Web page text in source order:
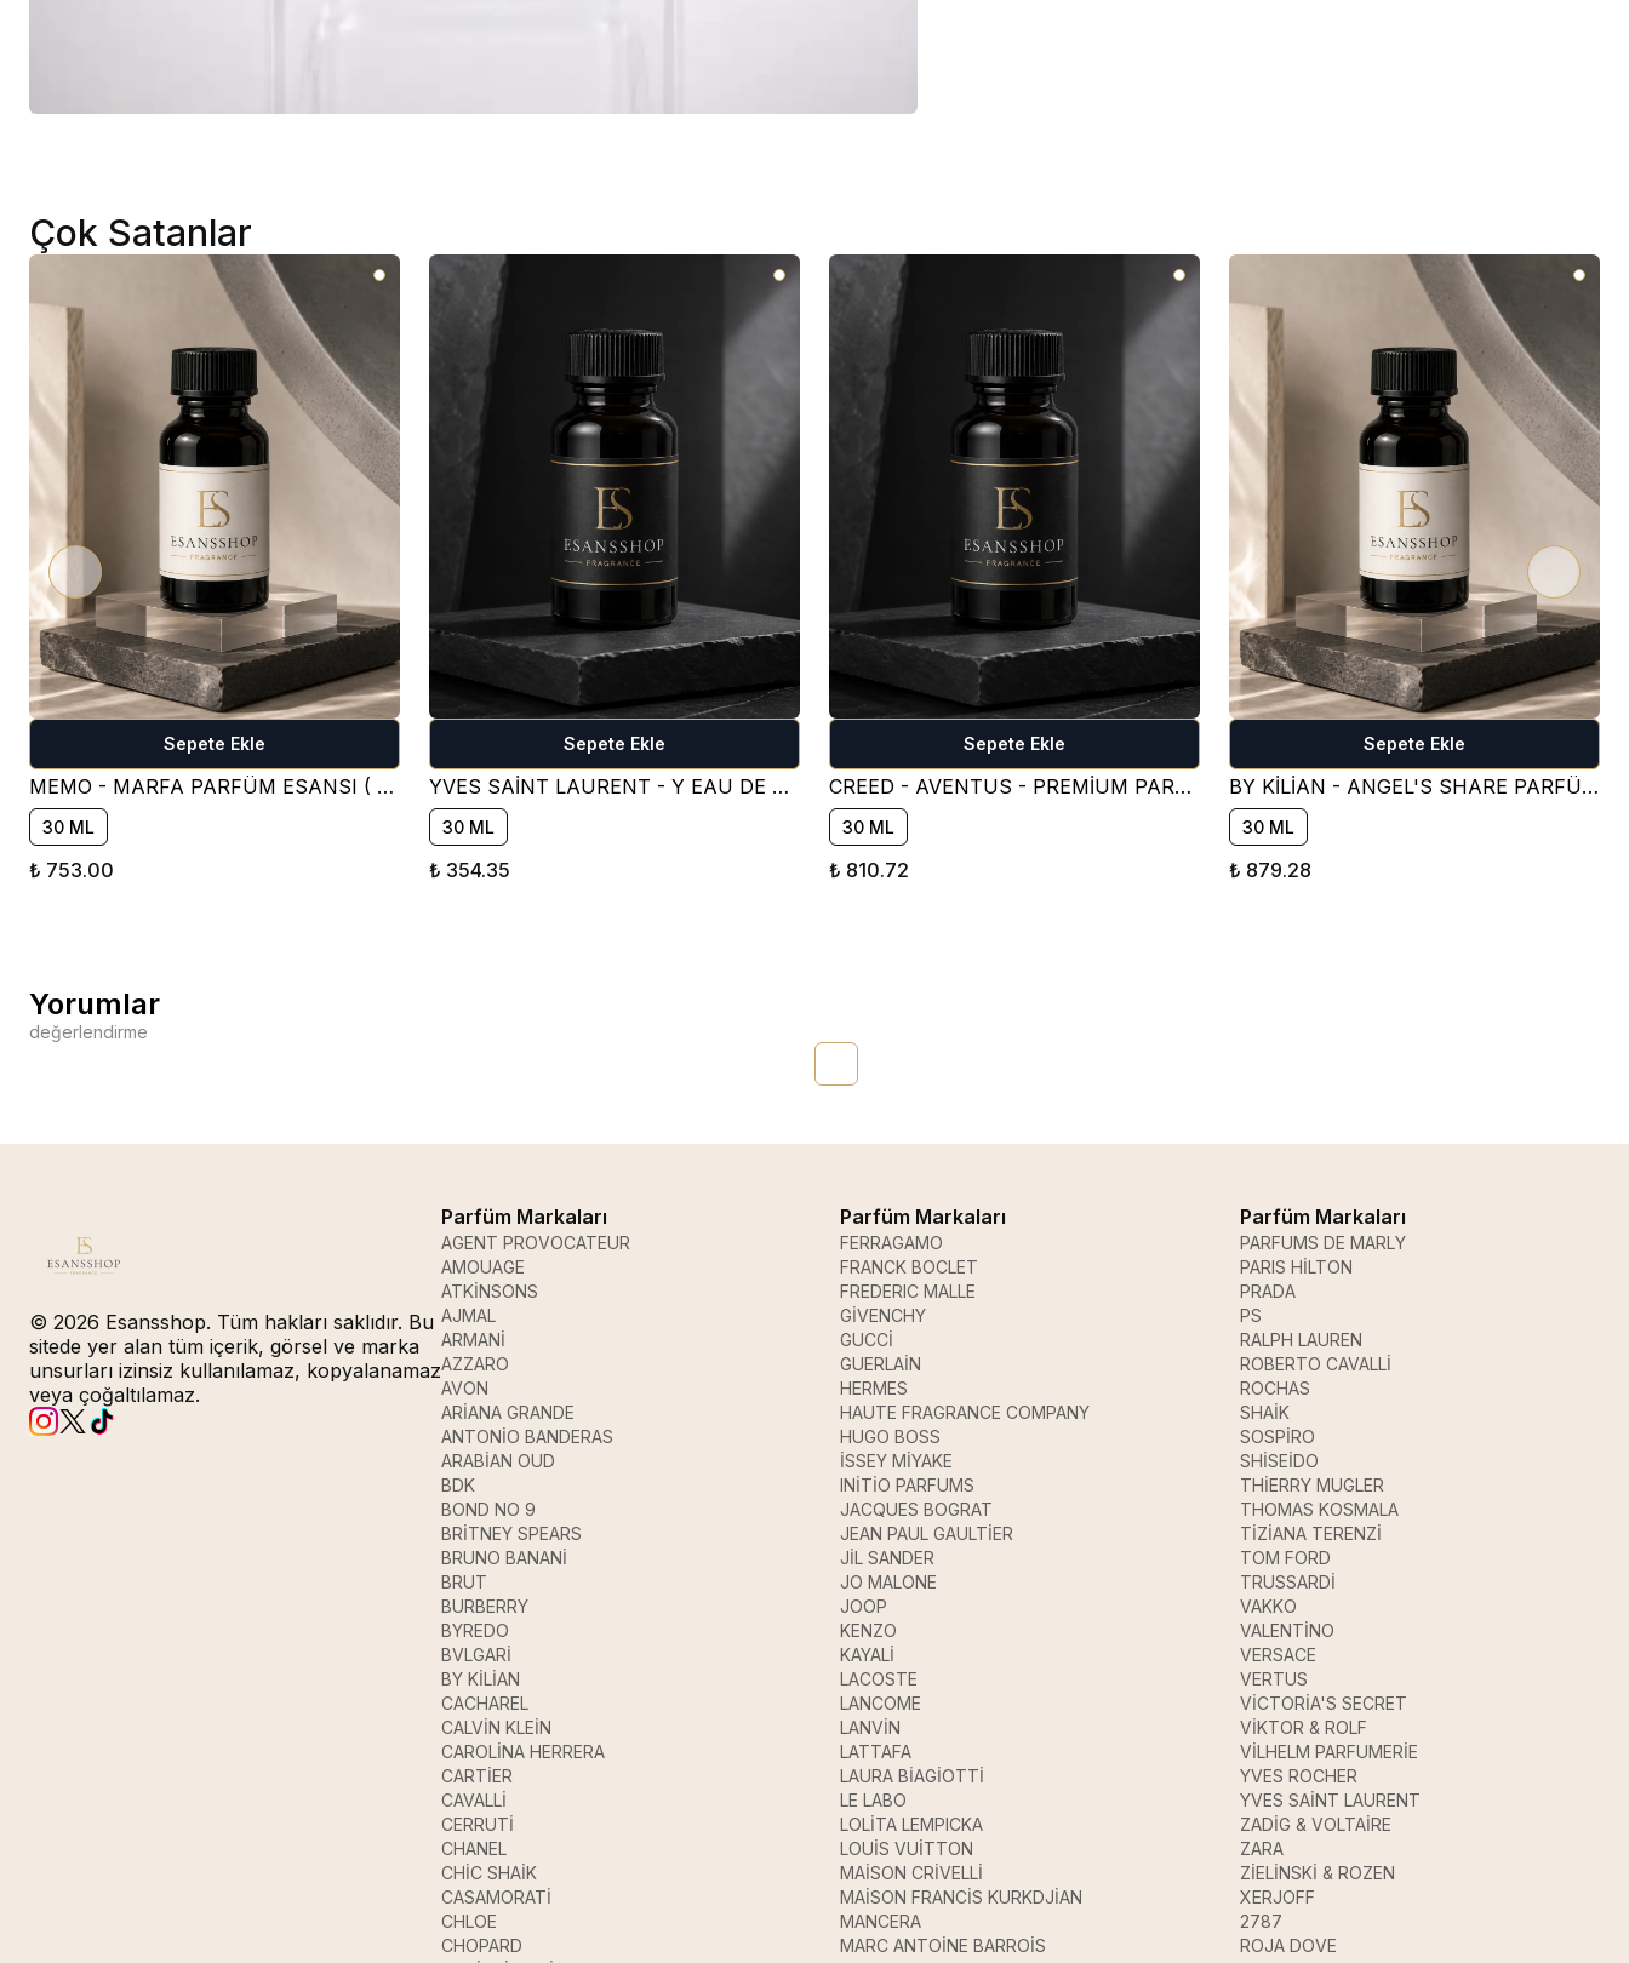
Çok Satanlar
Sepete Ekle
MEMO - MARFA PARFÜM ESANSI ( ÇİÇEKSİ )
30 ML
₺ 753.00
Sepete Ekle
YVES SAİNT LAURENT - Y EAU DE PARFUM PARFÜM ESANSI ( TATLI )
30 ML
₺ 354.35
Sepete Ekle
CREED - AVENTUS - PREMİUM PARFÜM ESANSI ( FRESH )
30 ML
₺ 810.72
Sepete Ekle
BY KİLİAN - ANGEL'S SHARE PARFÜM ESANSI ( TATLI )
30 ML
₺ 879.28
Yorumlar
değerlendirme
© 2026 Esansshop. Tüm hakları saklıdır. Bu
sitede yer alan tüm içerik, görsel ve marka
unsurları izinsiz kullanılamaz, kopyalanamaz
veya çoğaltılamaz.
Parfüm Markaları
AGENT PROVOCATEUR
AMOUAGE
ATKİNSONS
AJMAL
ARMANİ
AZZARO
AVON
ARİANA GRANDE
ANTONİO BANDERAS
ARABİAN OUD
BDK
BOND NO 9
BRİTNEY SPEARS
BRUNO BANANİ
BRUT
BURBERRY
BYREDO
BVLGARİ
BY KİLİAN
CACHAREL
CALVİN KLEİN
CAROLİNA HERRERA
CARTİER
CAVALLİ
CERRUTİ
CHANEL
CHİC SHAİK
CASAMORATİ
CHLOE
CHOPARD
Parfüm Markaları
FERRAGAMO
FRANCK BOCLET
FREDERIC MALLE
GİVENCHY
GUCCİ
GUERLAİN
HERMES
HAUTE FRAGRANCE COMPANY
HUGO BOSS
İSSEY MİYAKE
INİTİO PARFUMS
JACQUES BOGRAT
JEAN PAUL GAULTİER
JİL SANDER
JO MALONE
JOOP
KENZO
KAYALİ
LACOSTE
LANCOME
LANVİN
LATTAFA
LAURA BİAGİOTTİ
LE LABO
LOLİTA LEMPICKA
LOUİS VUİTTON
MAİSON CRİVELLİ
MAİSON FRANCİS KURKDJİAN
MANCERA
MARC ANTOİNE BARROİS
Parfüm Markaları
PARFUMS DE MARLY
PARIS HİLTON
PRADA
PS
RALPH LAUREN
ROBERTO CAVALLİ
ROCHAS
SHAİK
SOSPİRO
SHİSEİDO
THİERRY MUGLER
THOMAS KOSMALA
TİZİANA TERENZİ
TOM FORD
TRUSSARDİ
VAKKO
VALENTİNO
VERSACE
VERTUS
VİCTORİA'S SECRET
VİKTOR & ROLF
VİLHELM PARFUMERİE
YVES ROCHER
YVES SAİNT LAURENT
ZADİG & VOLTAİRE
ZARA
ZİELİNSKİ & ROZEN
XERJOFF
2787
ROJA DOVE